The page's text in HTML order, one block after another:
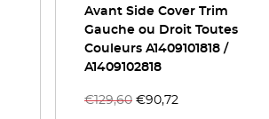
Avant Side Cover Trim
Gauche ou Droit Toutes
Couleurs A1409101818 /
A1409102818
€129,60 €90,72